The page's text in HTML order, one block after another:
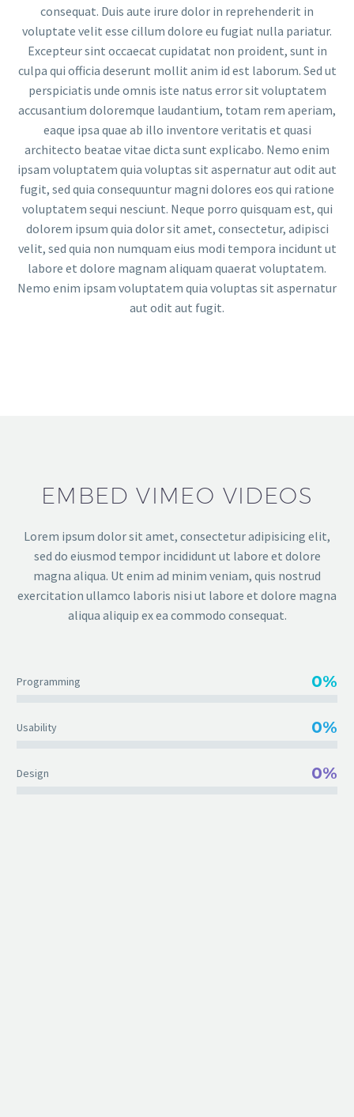
consequat. Duis aute irure dolor in reprehenderit in
voluptate velit esse cillum dolore eu fugiat nulla pariatur.
Excepteur sint occaecat cupidatat non proident, sunt in
culpa qui officia deserunt mollit anim id est laborum. Sed ut
perspiciatis unde omnis iste natus error sit voluptatem
accusantium doloremque laudantium, totam rem aperiam,
eaque ipsa quae ab illo inventore veritatis et quasi
architecto beatae vitae dicta sunt explicabo. Nemo enim
ipsam voluptatem quia voluptas sit aspernatur aut odit aut
fugit, sed quia consequuntur magni dolores eos qui ratione
voluptatem sequi nesciunt. Neque porro quisquam est, qui
dolorem ipsum quia dolor sit amet, consectetur, adipisci
velit, sed quia non numquam eius modi tempora incidunt ut
labore et dolore magnam aliquam quaerat voluptatem.
Nemo enim ipsam voluptatem quia voluptas sit aspernatur
aut odit aut fugit.
EMBED VIMEO VIDEOS
Lorem ipsum dolor sit amet, consectetur adipisicing elit,
sed do eiusmod tempor incididunt ut labore et dolore
magna aliqua. Ut enim ad minim veniam, quis nostrud
exercitation ullamco laboris nisi ut labore et dolore magna
aliqua aliquip ex ea commodo consequat.
Programming 0%
Usability 0%
Design 0%